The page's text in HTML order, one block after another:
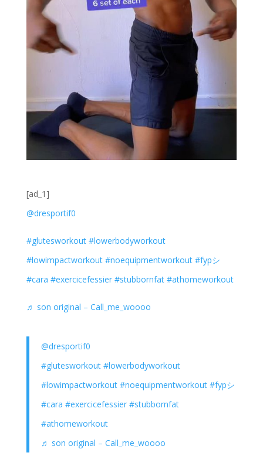
[ad_1]
@dresportif0
#glutesworkout #lowerbodyworkout
#lowimpactworkout #noequipmentworkout #fypシ
#cara #exercicefessier #stubbornfat #athomeworkout
♬ son original – Call_me_woooo
@dresportif0
#glutesworkout #lowerbodyworkout
#lowimpactworkout #noequipmentworkout #fypシ
#cara #exercicefessier #stubbornfat
#athomeworkout
♬ son original – Call_me_woooo